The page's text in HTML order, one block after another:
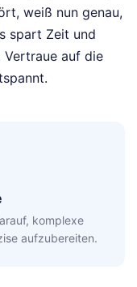
weiß nun genau,
spart Zeit und
Vertraue auf die
komplexe
aufzubereiten.